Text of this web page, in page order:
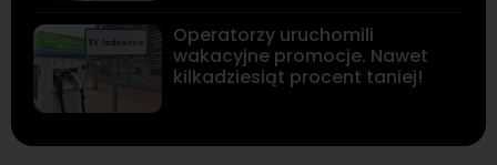
Operatorzy uruchomili
wakacyjne promocje. Nawet
kilkadziesiąt procent taniej!